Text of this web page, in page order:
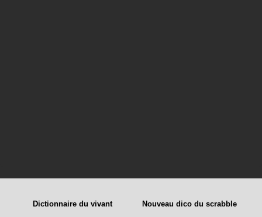
Dictionnaire du vivant Nouveau dico du scrabble